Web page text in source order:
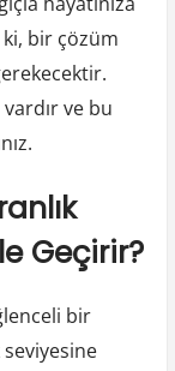
ki, bir çözüm
ve bu
Geçirir?
bir
seviyesine